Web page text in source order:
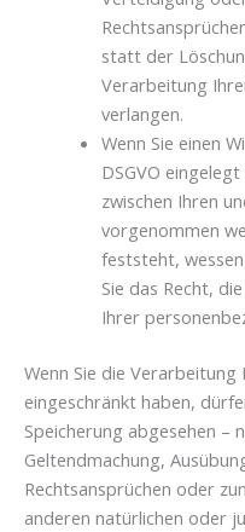
statt der
Verarbeitung
verlangen.
Wenn Sie einen
DSGVO
zwischen Ihren
vorgenommen
feststeht,
Sie das Recht,
Ihrer
Wenn Sie die
eingeschränkt haben,
Speicherung abgesehen –
Geltendmachung,
Rechtsansprüchen oder
anderen natürlichen oder